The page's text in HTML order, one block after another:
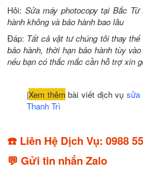
Hỏi: Sửa máy photocopy tại Bắc
hành không và bảo hành bao lâu
Đáp: Tất cả vật tư chúng tôi thay
bảo hành, thời hạn bảo hành tùy
nếu bạn có thắc mắc cần hỗ trợ xin
|Xem thêm bài viết dịch vụsửa
Thanh Trì
☎️ Liên Hệ Dịch Vụ: 0988
💬 Gửi tin nhắn Zalo